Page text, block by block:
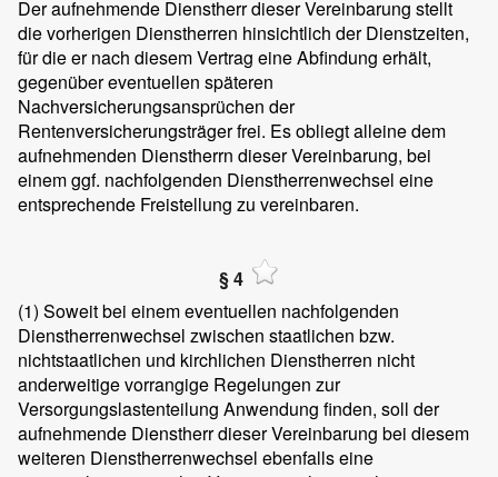
Der aufnehmende Dienstherr dieser Vereinbarung stellt
die vorherigen Dienstherren hinsichtlich der Dienstzeiten,
für die er nach diesem Vertrag eine Abfindung erhält,
gegenüber eventuellen späteren
Nachversicherungsansprüchen der
Rentenversicherungsträger frei. Es obliegt alleine dem
aufnehmenden Dienstherrn dieser Vereinbarung, bei
einem ggf. nachfolgenden Dienstherrenwechsel eine
entsprechende Freistellung zu vereinbaren.
§ 4
(1) Soweit bei einem eventuellen nachfolgenden
Dienstherrenwechsel zwischen staatlichen bzw.
nichtstaatlichen und kirchlichen Dienstherren nicht
anderweitige vorrangige Regelungen zur
Versorgungslastenteilung Anwendung finden, soll der
aufnehmende Dienstherr dieser Vereinbarung bei diesem
weiteren Dienstherrenwechsel ebenfalls eine